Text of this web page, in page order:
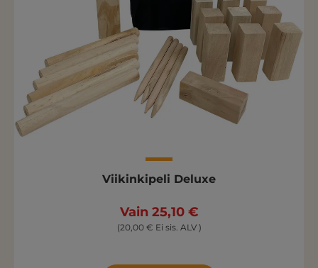
Viikinkipeli Deluxe
Vain 25,10 €
(20,00 € Ei sis. ALV )